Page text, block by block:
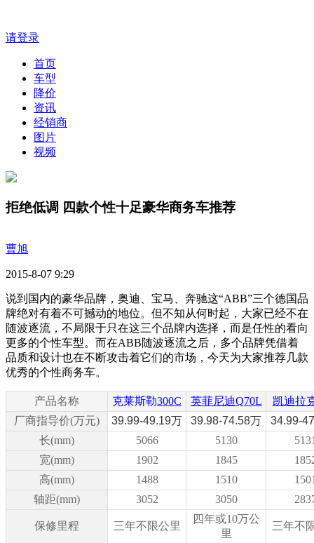
请登录
首页
车型
降价
资讯
经销商
图片
视频
拒绝低调 四款个性十足豪华商务车推荐
曹旭
2015-8-07 9:29
说到国内的豪华品牌，奥迪、宝马、奔驰这“ABB”三个德国品
牌绝对有着不可撼动的地位。但不知从何时起，大家已经不在
随波逐流，不局限于只在这三个品牌内选择，而是任性的看向
更多的个性车型。而在ABB随波逐流之后，多个品牌凭借着
品质和设计也在不断攻击着它们的市场，今天为大家推荐几款
优秀的个性商务车。
产品名称 克莱斯勒300C 英菲尼迪Q70L
凯迪拉
厂商指导价(万元)
39.99-49.19万 39.98-74.58万
34.99-
长(mm)
5066 5130
宽(mm)
1902 1845
高(mm)
1488 1510
轴距(mm)
3052 3050
保修里程 三年不限公里
四年或10万公
里
三年不